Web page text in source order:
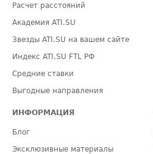
Расчет расстояний
Академия ATI.SU
Звезды ATI.SU на вашем сайте
Индекс ATI.SU FTL РФ
Средние ставки
Выгодные направления
ИНФОРМАЦИЯ
Блог
Эксклюзивные материалы